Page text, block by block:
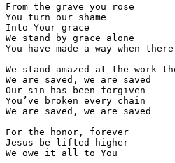
From the grave you rose
You turn our shame
Into Your grace
We stand by grace alone
You have made a way when
We stand amazed at the work
We are saved, we are saved
Our sin has been forgiven
You’ve broken every chain
We are saved, we are saved
For the honor, forever
Jesus be lifted higher
We owe it all to You